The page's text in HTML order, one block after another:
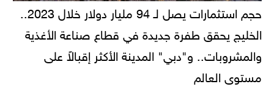
حجم استثمارات يصل لـ 94 مليار دولار خلال 2023..
الخليج يحقق طفرة جديدة في قطاع صناعة الأغذية
والمشروبات.. و"دبي" المدينة الأكثر إقبالاً على
مستوى العالم